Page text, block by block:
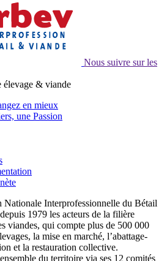
Nous suivre sur les
élevage & viande
en mieux
une Passion
Interprofessionnelle du Bétail
1979 les acteurs de la filière
viandes, qui compte plus de 500 000
la mise en marché, l’abattage-
et la restauration collective.
du territoire via ses 12 comités